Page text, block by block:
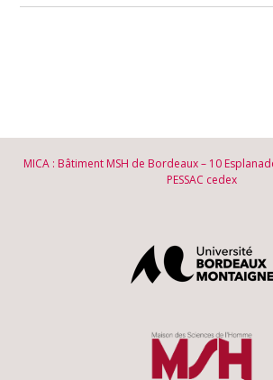
MICA : Bâtiment MSH de Bordeaux – 10
PESSAC cedex